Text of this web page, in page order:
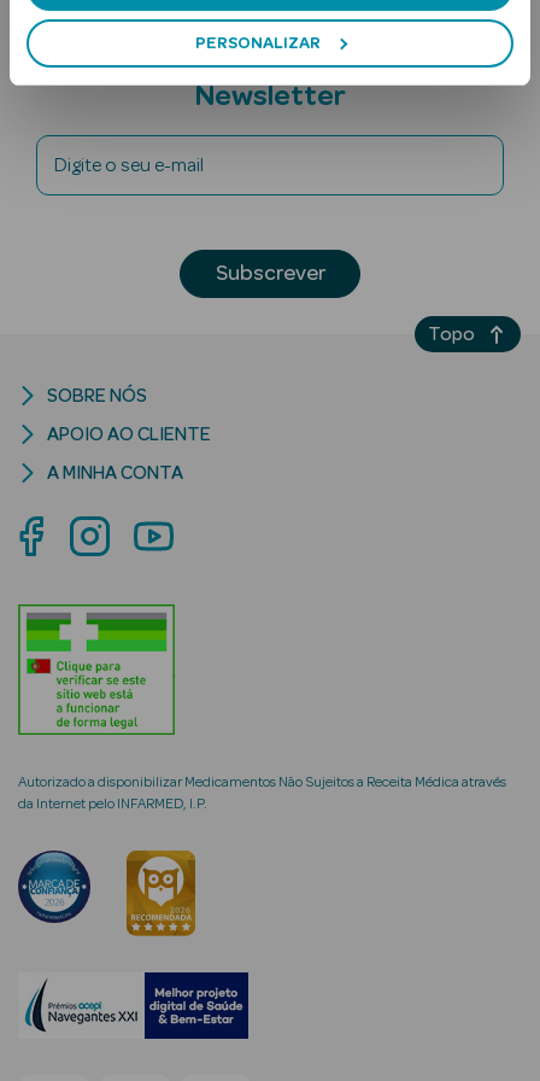
PERSONALIZAR
Lábios
Solares Bebé e
Rosto e
Cosmética
Rosto
Hidratantes
Séruns Faciais
Creme de Olhos
Subscreva a
Newsletter
Digite o seu e-mail
Subscrever
Autorizado a disponibilizar Medicamentos Não Sujeitos a Receita Médica através
da Internet pelo INFARMED, I.P.
SOBRE NÓS
APOIO AO CLIENTE
A MINHA CONTA
Topo